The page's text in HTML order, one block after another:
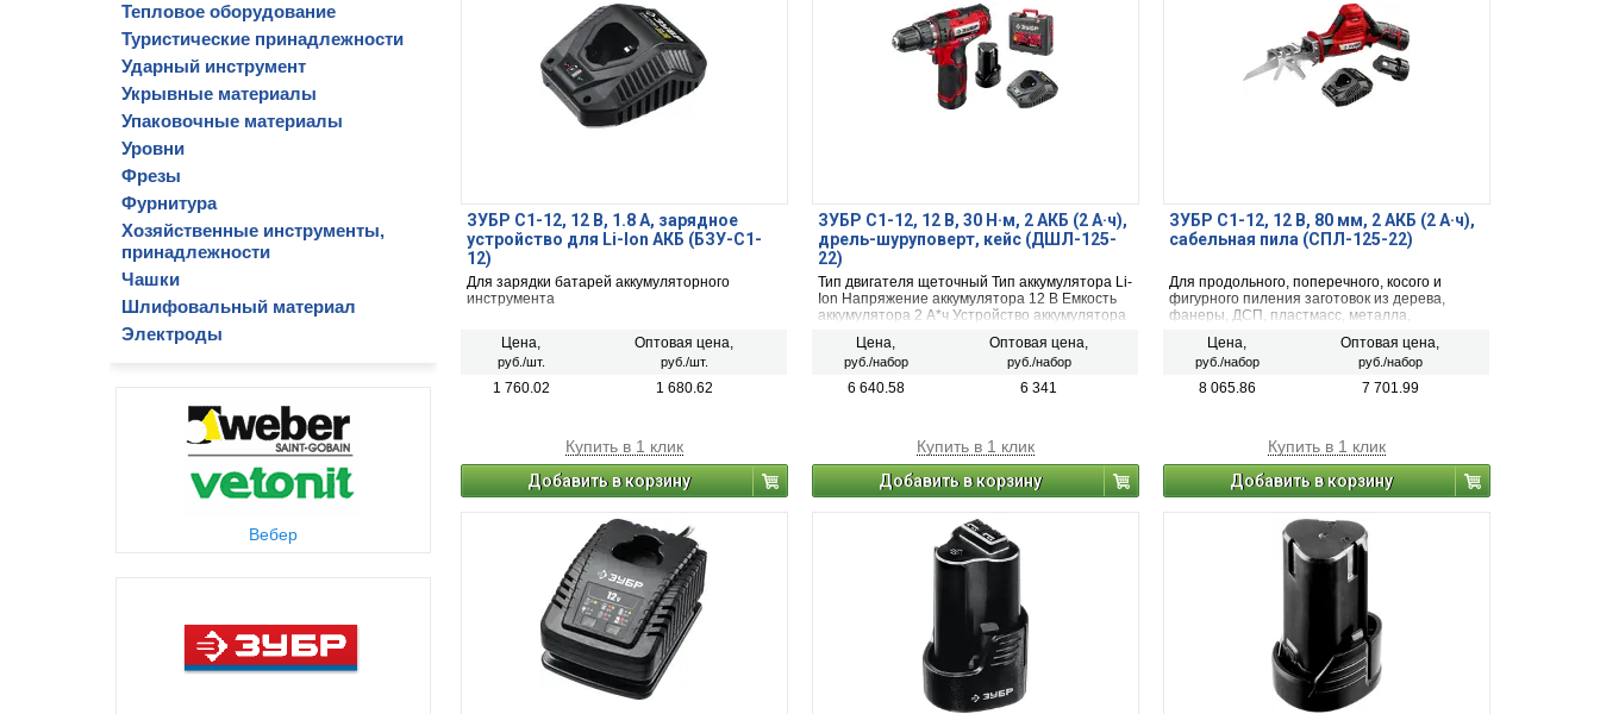
Тепловое оборудование
Туристические принадлежности
Ударный инструмент
Укрывные материалы
Упаковочные материалы
Уровни
Фрезы
Фурнитура
Хозяйственные инструменты,
принадлежности
Чашки
Шлифовальный материал
Электроды
Вебер
ЗУБР С1-12, 12 В, 1.8 А, зарядное
устройство для Li-Ion АКБ (БЗУ-С1-
12)
Для зарядки батарей аккумуляторного
инструмента
Цена,
руб./шт.
Оптовая цена,
руб./шт.
1 760.02 1 680.62
Купить в 1 клик
Добавить в корзину
ЗУБР С1-12, 12 В, 30 Н·м, 2 АКБ (2 А·ч),
дрель-шуруповерт, кейс (ДШЛ-125-
22)
Тип двигателя щеточный Тип аккумулятора Li-
Ion Напряжение аккумулятора 12 В Емкость
аккумулятора 2 А*ч Устройство аккумулятора
комплекте 2
Цена,
руб./набор
Оптовая цена,
руб./набор
6 640.58 6 341
Купить в 1 клик
Добавить в корзину
ЗУБР С1-12, 12 В, 80 мм, 2 АКБ (2 А·ч),
сабельная пила (СПЛ-125-22)
Для продольного, поперечного, косого и
фигурного пиления заготовок из дерева,
фанеры, ДСП, пластмасс, металла,
(при установке соответствующего полотна), а
также широко применяется для демонтажных
и монтажных работ. Единая аккумуляторная
ходов. Быстрозарядное устройство
Цена,
руб./набор
Оптовая цена,
руб./набор
8 065.86 7 701.99
Купить в 1 клик
Добавить в корзину